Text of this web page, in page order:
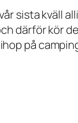
sista kväll
därför kör
på